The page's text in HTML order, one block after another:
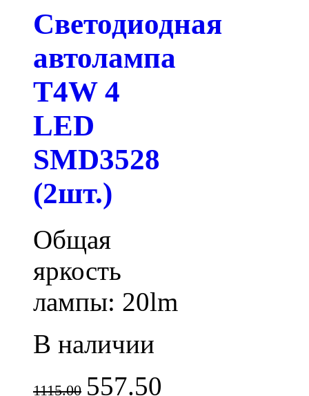
Светодиодная
автолампа
T4W 4
LED
SMD3528
(2шт.)
Общая
яркость
лампы: 20lm
В наличии
1115.00 557.50